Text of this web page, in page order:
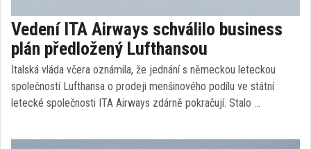
Vedení ITA Airways schválilo business
plán předložený Lufthansou
Italská vláda včera oznámila, že jednání s německou leteckou
společností Lufthansa o prodeji menšinového podílu ve státní
letecké společnosti ITA Airways zdárně pokračují. Stalo …